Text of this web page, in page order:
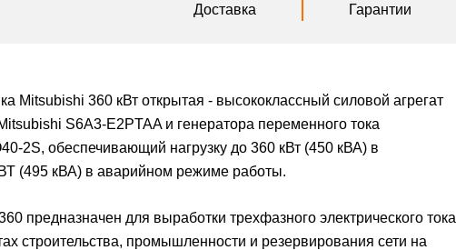
Доставка Гарантии
Mitsubishi 360 кВт открытая - высококлассный силовой агрегат
S6A3-E2PTAA и генератора переменного тока
2S, обеспечивающий нагрузку до 360 кВт (450 кВА) в
(495 кВА) в аварийном режиме работы.
предназначен для выработки трехфазного электрического тока
строительства, промышленности и резервирования сети на